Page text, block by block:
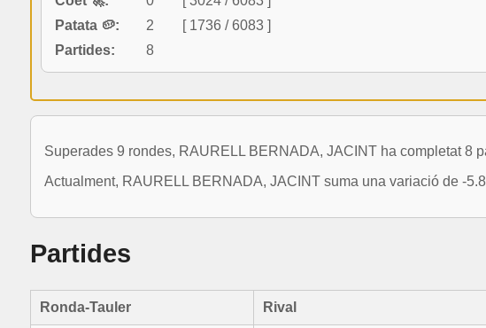
Patata 🥔:
2
[ 1736 / 6083 ]
Partides:
8
Superades 9 rondes, RAURELL BERNADA, JACINT ha completat 8
Actualment, RAURELL BERNADA, JACINT suma una variació de -
Partides
Ronda-Tauler Rival